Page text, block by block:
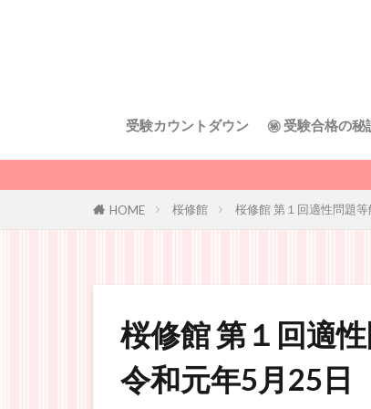
受験カウントダウン ㊙︎ 受験合格の秘
HOME 桜修館 桜修館 第１回適性問題
桜修館 第１回適
令和元年5月25日